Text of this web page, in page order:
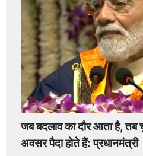
जब बदलाव का दौर आता है, तब
अवसर पैदा होते हैं: प्रधानमंत्री